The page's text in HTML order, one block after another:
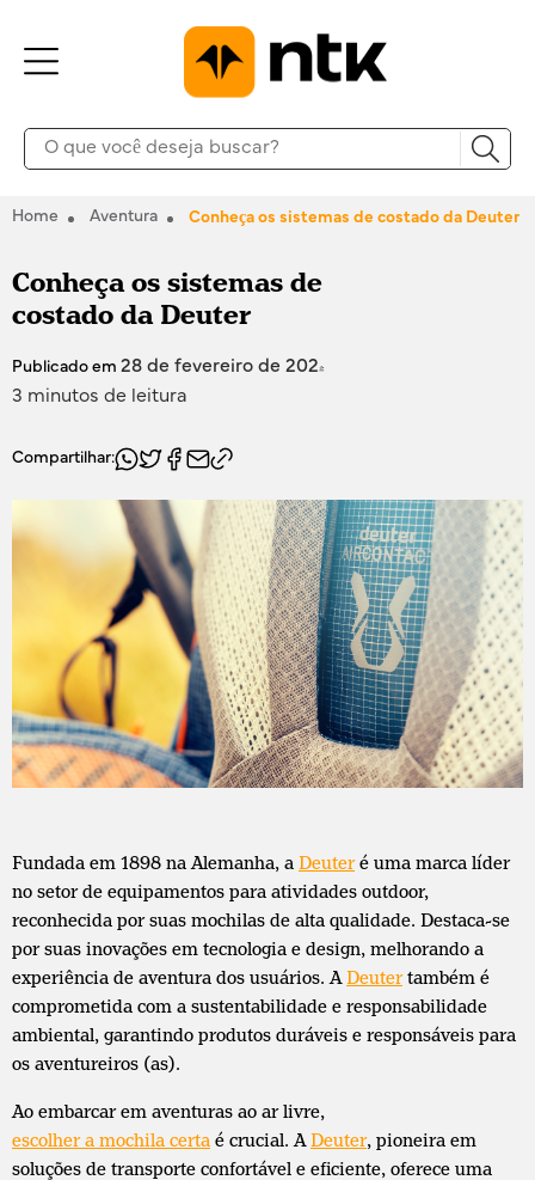
Home Aventura Conheça os sistemas de costado da Deuter
Conheça os sistemas de
costado da Deuter
Publicado em 28 de fevereiro de 2024
3 minutos de leitura
Compartilhar:
Fundada em 1898 na Alemanha, a Deuteré uma marca líder
no setor de equipamentos para atividades outdoor,
reconhecida por suas mochilas de alta qualidade. Destaca-se
por suas inovações em tecnologia e design, melhorando a
experiência de aventura dos usuários. A Deutertambém é
comprometida com a sustentabilidade e responsabilidade
ambiental, garantindo produtos duráveis e responsáveis para
os aventureiros (as).
Ao embarcar em aventuras ao ar livre,
escolher a mochila certa é crucial. A Deuter, pioneira em
soluções de transporte confortável e eficiente, oferece uma